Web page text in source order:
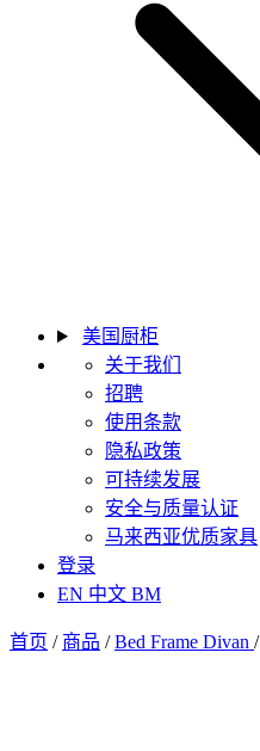
美国厨柜
关于我们
招聘
使用条款
隐私政策
可持续发展
安全与质量认证
马来西亚优质家具
登录
EN 中文 BM
首页 / 商品 / Bed Frame Divan /